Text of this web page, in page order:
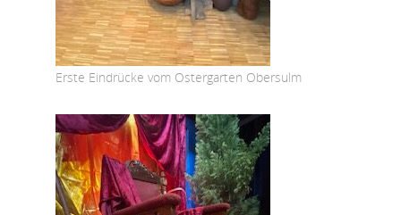
Erste Eindrücke vom Ostergarten Obersulm